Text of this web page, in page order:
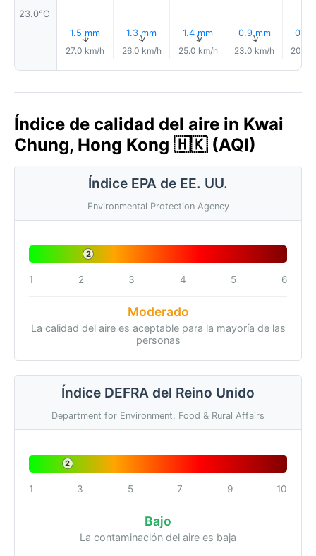
23.0°C
1.5 mm
↑
27.0 km/h
1.3 mm
↑
26.0 km/h
1.4 mm
↑
25.0 km/h
0.9 mm
↑
23.0 km/h
0.6
20.0
Índice de calidad del aire in Kwai
Chung, Hong Kong 🇭🇰 (AQI)
Índice EPA de EE. UU.
Environmental Protection Agency
2
1 2 3 4 5 6
Moderado
La calidad del aire es aceptable para la mayoría de las
personas
Índice DEFRA del Reino Unido
Department for Environment, Food & Rural Affairs
2
1 3 5 7 9 10
Bajo
La contaminación del aire es baja